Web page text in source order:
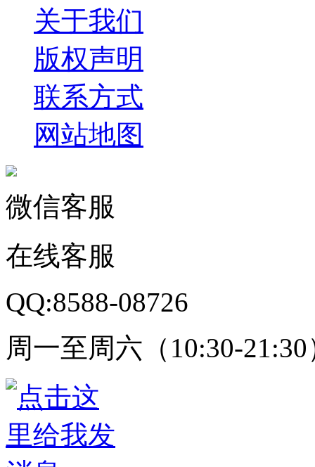
关于我们
版权声明
联系方式
网站地图
微信客服
在线客服
QQ:8588-08726
周一至周六（10:30-21:30